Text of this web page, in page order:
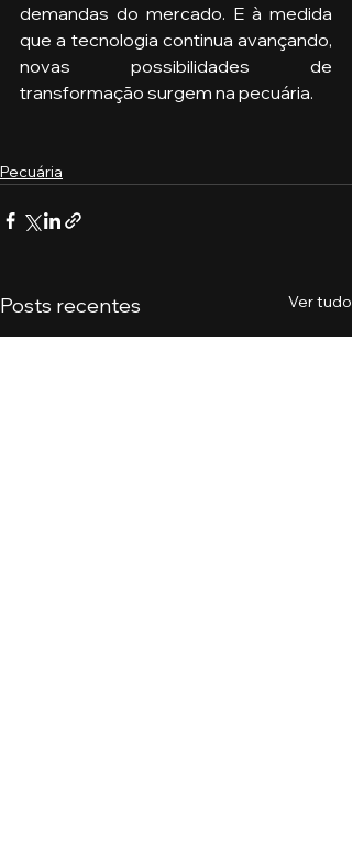
demandas do mercado. E à medida
que a tecnologia continua avançando,
novas possibilidades de
transformação surgem na pecuária.
Pecuária
Posts recentes Ver tudo